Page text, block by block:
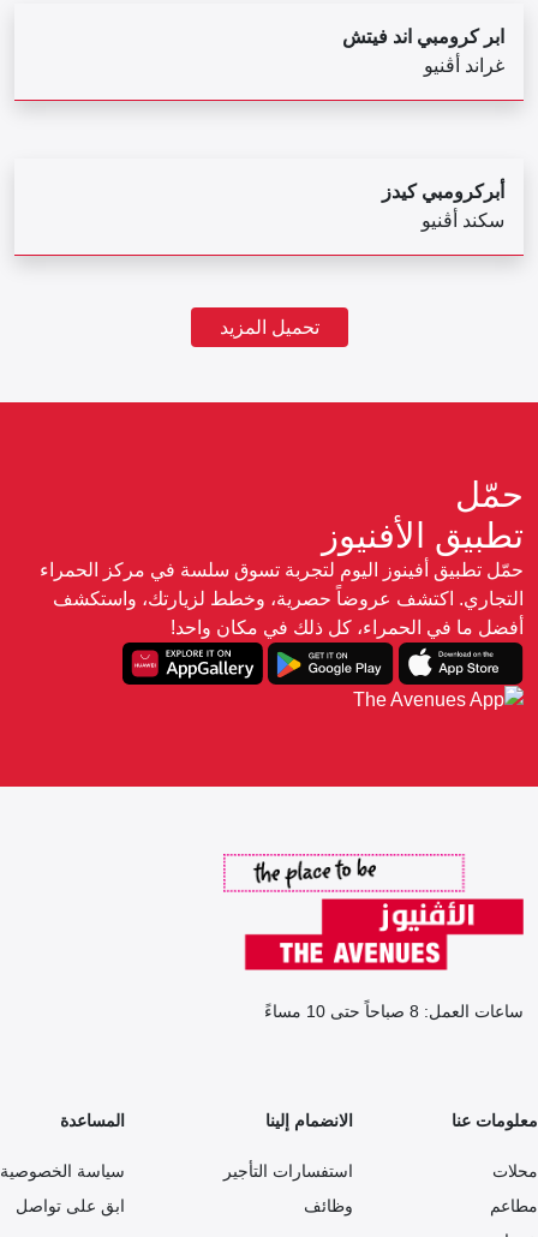
ابر كرومبي اند فيتش
غراند أڤنيو
أبركرومبي كيدز
سكند أڤنيو
تحميل المزيد
حمّل
تطبيق الأفنيوز
حمّل تطبيق أفينوز اليوم لتجربة تسوق سلسة في مركز الحمراء
التجاري. اكتشف عروضاً حصرية، وخطط لزيارتك، واستكشف
أفضل ما في الحمراء، كل ذلك في مكان واحد!
ساعات العمل: 8 صباحاً حتى 10 مساءً
معلومات عنا
محلات
مطاعم
الانضمام إلينا
استفسارات التأجير
وظائف
المساعدة
سياسة الخصوصية
ابق على تواصل